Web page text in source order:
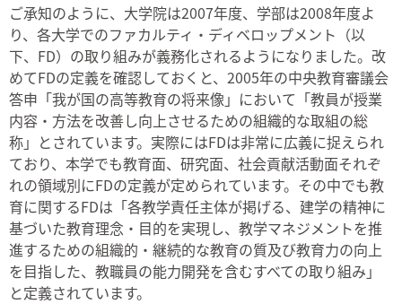
ご承知のように、大学院は2007年度、学部は2008年度よ
り、各大学でのファカルティ・ディベロップメント（以
下、FD）の取り組みが義務化されるようになりました。改
めてFDの定義を確認しておくと、2005年の中央教育審議会
答申「我が国の高等教育の将来像」において「教員が授業
内容・方法を改善し向上させるための組織的な取組の総
称」とされています。実際にはFDは非常に広義に捉えられ
ており、本学でも教育面、研究面、社会貢献活動面それぞ
れの領域別にFDの定義が定められています。その中でも教
育に関するFDは「各教学責任主体が掲げる、建学の精神に
基づいた教育理念・目的を実現し、教学マネジメントを推
進するための組織的・継続的な教育の質及び教育力の向上
を目指した、教職員の能力開発を含むすべての取り組み」
と定義されています。